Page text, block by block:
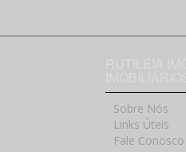
Sobre Nós
Links Úteis
Fale Conosco